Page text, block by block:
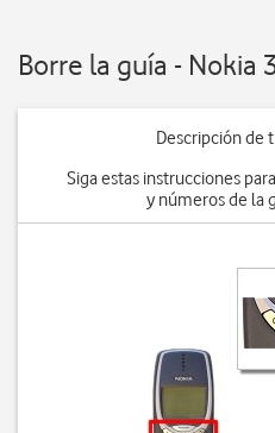
Borre la guía - Nokia
Descripción de
Siga estas instrucciones
y números de la